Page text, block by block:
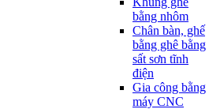
bằng nhôm
Chân bàn, ghế
bằng ghê bằng
sất sơn tĩnh
điện
Gia công bằng
máy CNC